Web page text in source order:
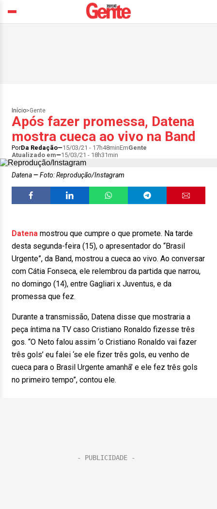
Início>Gente
Após fazer promessa, Datena
mostra cueca ao vivo na Band
PorDa Redação 15/03/21 - 17h48minEmGente
Atualizado em
15/03/21 - 18h31min
Datena Foto: Reprodução/Instagram
Datena mostrou que cumpre o que promete. Na tarde
desta segunda-feira (15), o apresentador do “Brasil
Urgente”, da Band, mostrou a cueca ao vivo. Ao conversar
com Cátia Fonseca, ele relembrou da partida que narrou,
no domingo (14), entre Gagliari x Juventus, e da
promessa que fez.
Durante a transmissão, Datena disse que mostraria a
peça íntima na TV caso Cristiano Ronaldo fizesse três
gos. “O Neto falou assim ‘o Cristiano Ronaldo vai fazer
três gols’ eu falei ‘se ele fizer três gols, eu venho de
cueca para o Brasil Urgente amanhã’ e ele fez três gols
no primeiro tempo”, contou ele.